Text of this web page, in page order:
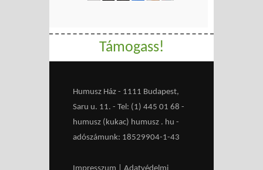
Támogass!
Humusz Ház - 1111 Budapest,
Saru u. 11. - Tel: (1) 445 01 68 -
humusz (kukac) humusz . hu -
adószámunk: 18529904-1-43